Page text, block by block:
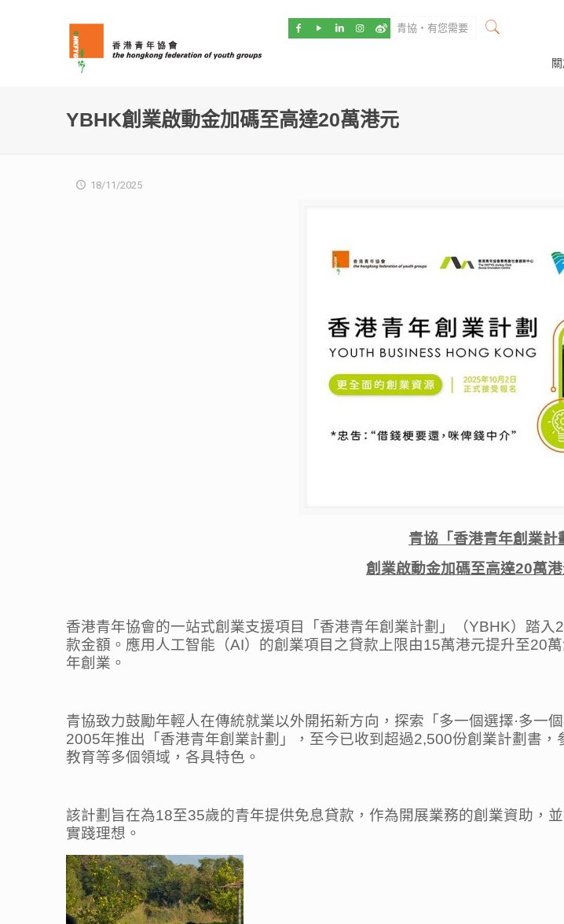
YBHK創業啟動金加碼至高達20萬港元
18/11/2025
青協「香港青年創業計
創業啟動金加碼至高達20萬
香港青年協會的一站式創業支援項目「香港青年創業計劃」（YBHK）踏
款金額。應用人工智能（AI）的創業項目之貸款上限由15萬港元提升至20
年創業。
青協致力鼓勵年輕人在傳統就業以外開拓新方向，探索「多一個選擇·多一
2005年推出「香港青年創業計劃」，至今已收到超過2,500份創業計劃書
教育等多個領域，各具特色。
該計劃旨在為18至35歲的青年提供免息貸款，作為開展業務的創業資助，
實踐理想。